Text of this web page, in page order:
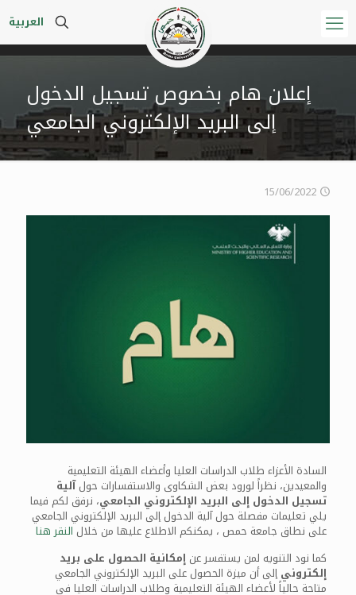
العربية
إعلان هام بخصوص تسجيل الدخول
إلى البريد الإلكتروني الجامعي
15/06/2022
السادة الأعزاء طلاب الدراسات العليا وأعضاء الهيئة التعليمية
والمعيدين، نظراً لورود بعض الشكاوى والاستفسارات حولآلية
تسجيل الدخول إلى البريد الإلكتروني الجامعي، نرفق لكم فيما
يلي تعليمات مفصلة حول آلية الدخول إلى البريد الإلكتروني الجامعي
على نطاق جامعة حمص ، يمكنكم الاطلاع عليها من خلال النقر هنا
كما نود التنويه لمن يستفسر عن إمكانية الحصول على بريد
إلكتروني إلى أن ميزة الحصول على البريد الإلكتروني الجامعي
متاحة حالياً لأعضاء الهيئة التعليمية وطلاب الدراسات العليا في